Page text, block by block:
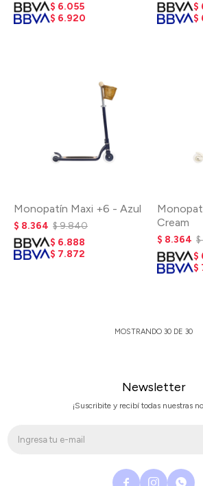
$ 6.055
$ 6.920
$
$
Monopatín Maxi +6 - Azul
$ 8.364 $9.840
$ 6.888
$ 7.872
Cream
$ 8.364 $
$
$
MOSTRANDO 30 DE 30
Newsletter
¡Suscribite y recibí todas nuestras
  